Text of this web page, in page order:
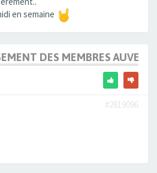
en semaine
DES MEMBRES
#2819096